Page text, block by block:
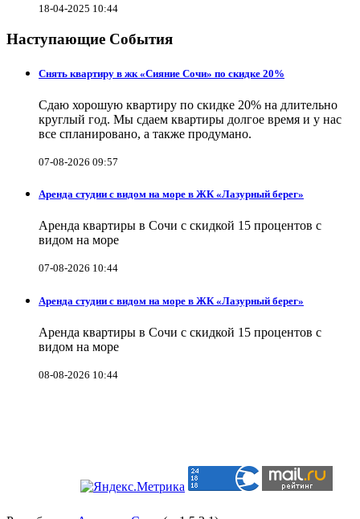
18-04-2025 10:44
Наступающие События
Снять квартиру в жк «Сияние Сочи» по скидке 20%
Сдаю хорошую квартиру по скидке 20% на длительно
круглый год. Мы сдаем квартиры долгое время и у нас
все спланировано, а также продумано.
07-08-2026 09:57
Аренда студии с видом на море в ЖК «Лазурный берег»
Аренда квартиры в Сочи с скидкой 15 процентов с
видом на море
07-08-2026 10:44
Аренда студии с видом на море в ЖК «Лазурный берег»
Аренда квартиры в Сочи с скидкой 15 процентов с
видом на море
08-08-2026 10:44